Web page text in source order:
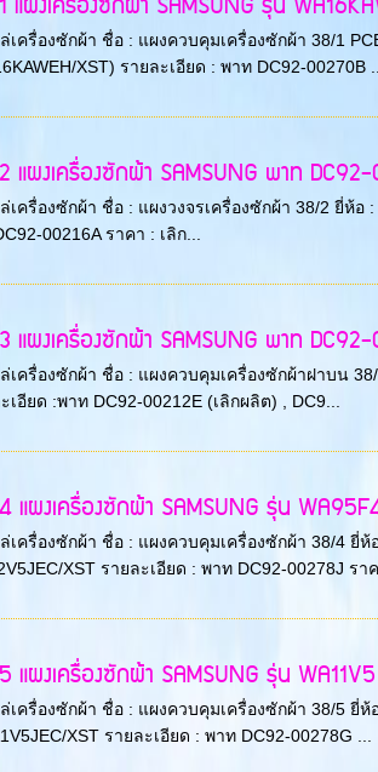
เครื่องซักผ้า ชื่อ : แผงควบคุมเครื่องซักผ้า 38/1
XST) รายละเอียด : พาท DC92-00270B ...
แผงเครื่องซักผ้า SAMSUNG พาท
เครื่องซักผ้า ชื่อ : แผงวงจรเครื่องซักผ้า 38/2 ยี่ห้อ
00216A ราคา : เลิก...
แผงเครื่องซักผ้า SAMSUNG พาท
เครื่องซักผ้า ชื่อ : แผงควบคุมเครื่องซักผ้าฝาบน
เอียด :พาท DC92-00212E (เลิกผลิต) , DC9...
แผงเครื่องซักผ้า SAMSUNG รุ่น
เครื่องซักผ้า ชื่อ : แผงควบคุมเครื่องซักผ้า 38/4 ยี่ห้
XST รายละเอียด : พาท DC92-00278J ราค
แผงเครื่องซักผ้า SAMSUNG รุ่น
เครื่องซักผ้า ชื่อ : แผงควบคุมเครื่องซักผ้า 38/5 ยี่ห้
XST รายละเอียด : พาท DC92-00278G ...